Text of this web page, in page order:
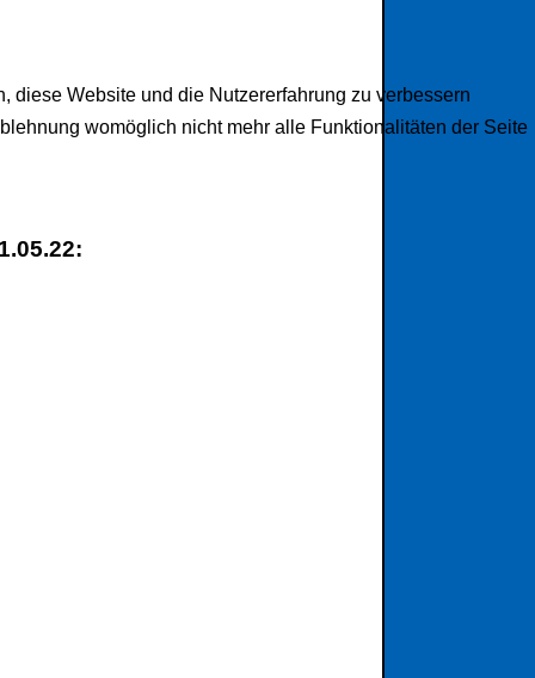
diese Website und die Nutzererfahrung zu verbessern
womöglich nicht mehr alle Funktionalitäten der Seite